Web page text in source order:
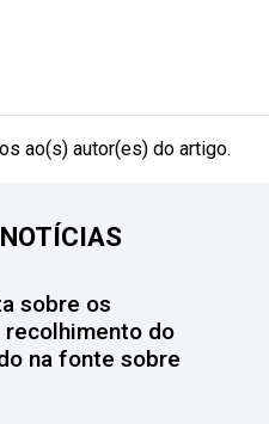
ao(s) autor(es) do artigo.
sobre os
do
na fonte sobre